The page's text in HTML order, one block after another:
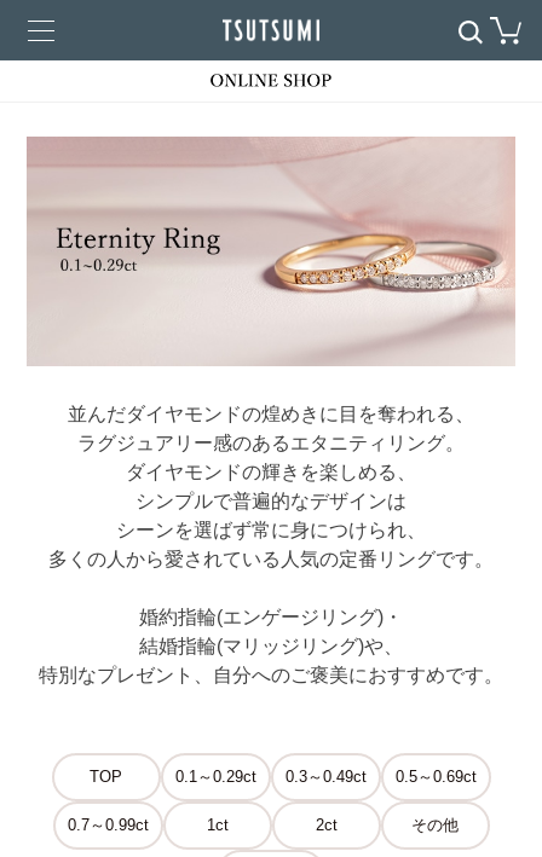
並んだダイヤモンドの煌めきに目を奪われる、
ラグジュアリー感のあるエタニティリング。
ダイヤモンドの輝きを楽しめる、
シンプルで普遍的なデザインは
シーンを選ばず常に身につけられ、
多くの人から愛されている人気の定番リングです。
婚約指輪(エンゲージリング)・
結婚指輪(マリッジリング)や、
特別なプレゼント、自分へのご褒美におすすめです。
TOP 0.1～0.29ct 0.3～0.49ct 0.5～0.69ct
0.7～0.99ct 1ct 2ct その他